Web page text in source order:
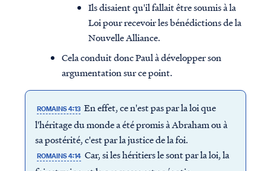
Ils disaient qu'il fallait être soumis à la
Loi pour recevoir les bénédictions de la
Nouvelle Alliance.
Cela conduit donc Paul à développer son
argumentation sur ce point.
ROMAINS 4:13 En effet, ce n'est pas par la loi que
l'héritage du monde a été promis à Abraham ou à
sa postérité, c'est par la justice de la foi.
ROMAINS 4:14 Car, si les héritiers le sont par la loi, la